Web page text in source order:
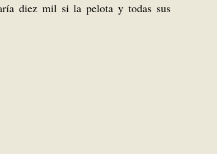
diez mil si la pelota y todas sus